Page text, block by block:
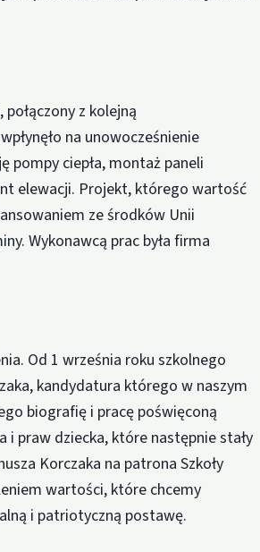
z kolejną
na unowocześnienie
pompy ciepła, montaż paneli
elewacji. Projekt, którego wartość
ze środków Unii
Wykonawcą prac była firma
Od 1 września roku szkolnego
kandydatura którego w naszym
biografię i pracę poświęconą
praw dziecka, które następnie stały
Korczaka na patrona Szkoły
wartości, które chcemy
i patriotyczną postawę.